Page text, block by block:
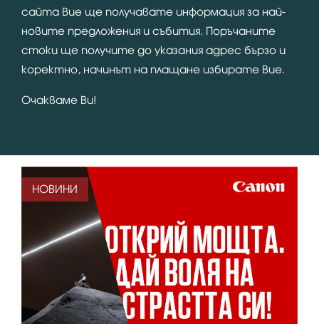
сайта Вие ще получавате информация за най-
новите предложения и събития. Поръчаните
стоки ще получите до указания адрес бързо и
коректно, начинът на плащане избирате Вие.
Очакваме Ви!
НОВИНИ